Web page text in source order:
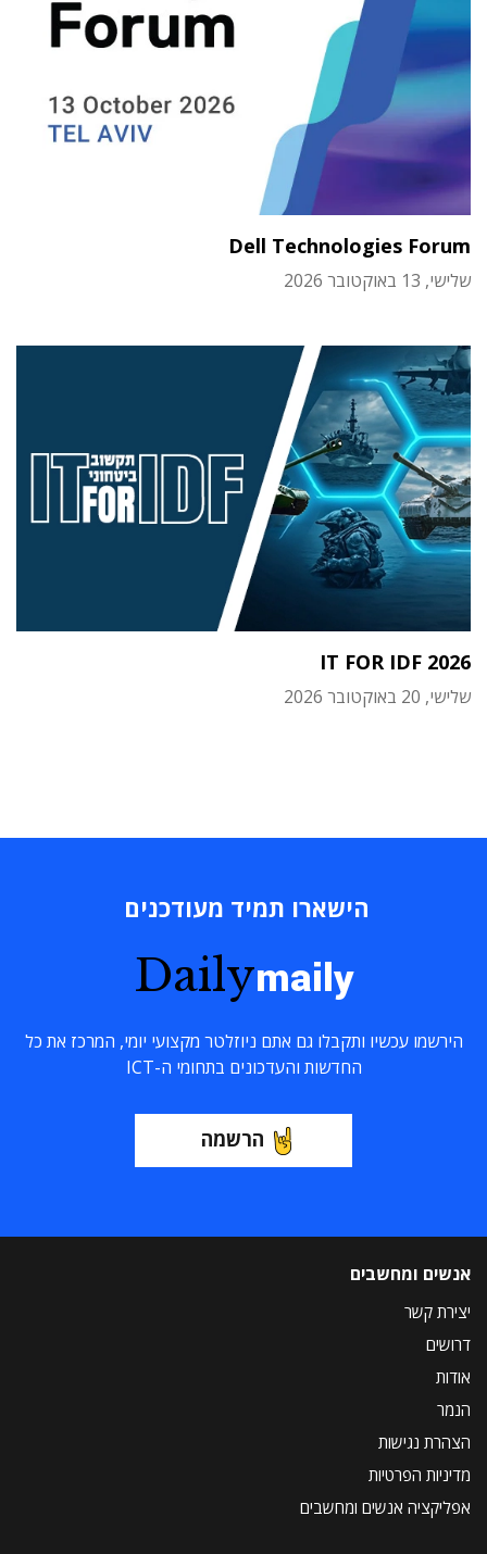
Dell Technologies Forum
שלישי, 13 באוקטובר 2026
IT FOR IDF 2026
שלישי, 20 באוקטובר 2026
הישארו תמיד מעודכנים
Dailymaily
הירשמו עכשיו ותקבלו גם אתם ניוזלטר מקצועי יומי, המרכז את כל
החדשות והעדכונים בתחומי ה-ICT
הרשמה
אנשים ומחשבים
יצירת קשר
דרושים
אודות
הנמר
הצהרת נגישות
מדיניות הפרטיות
אפליקציה אנשים ומחשבים